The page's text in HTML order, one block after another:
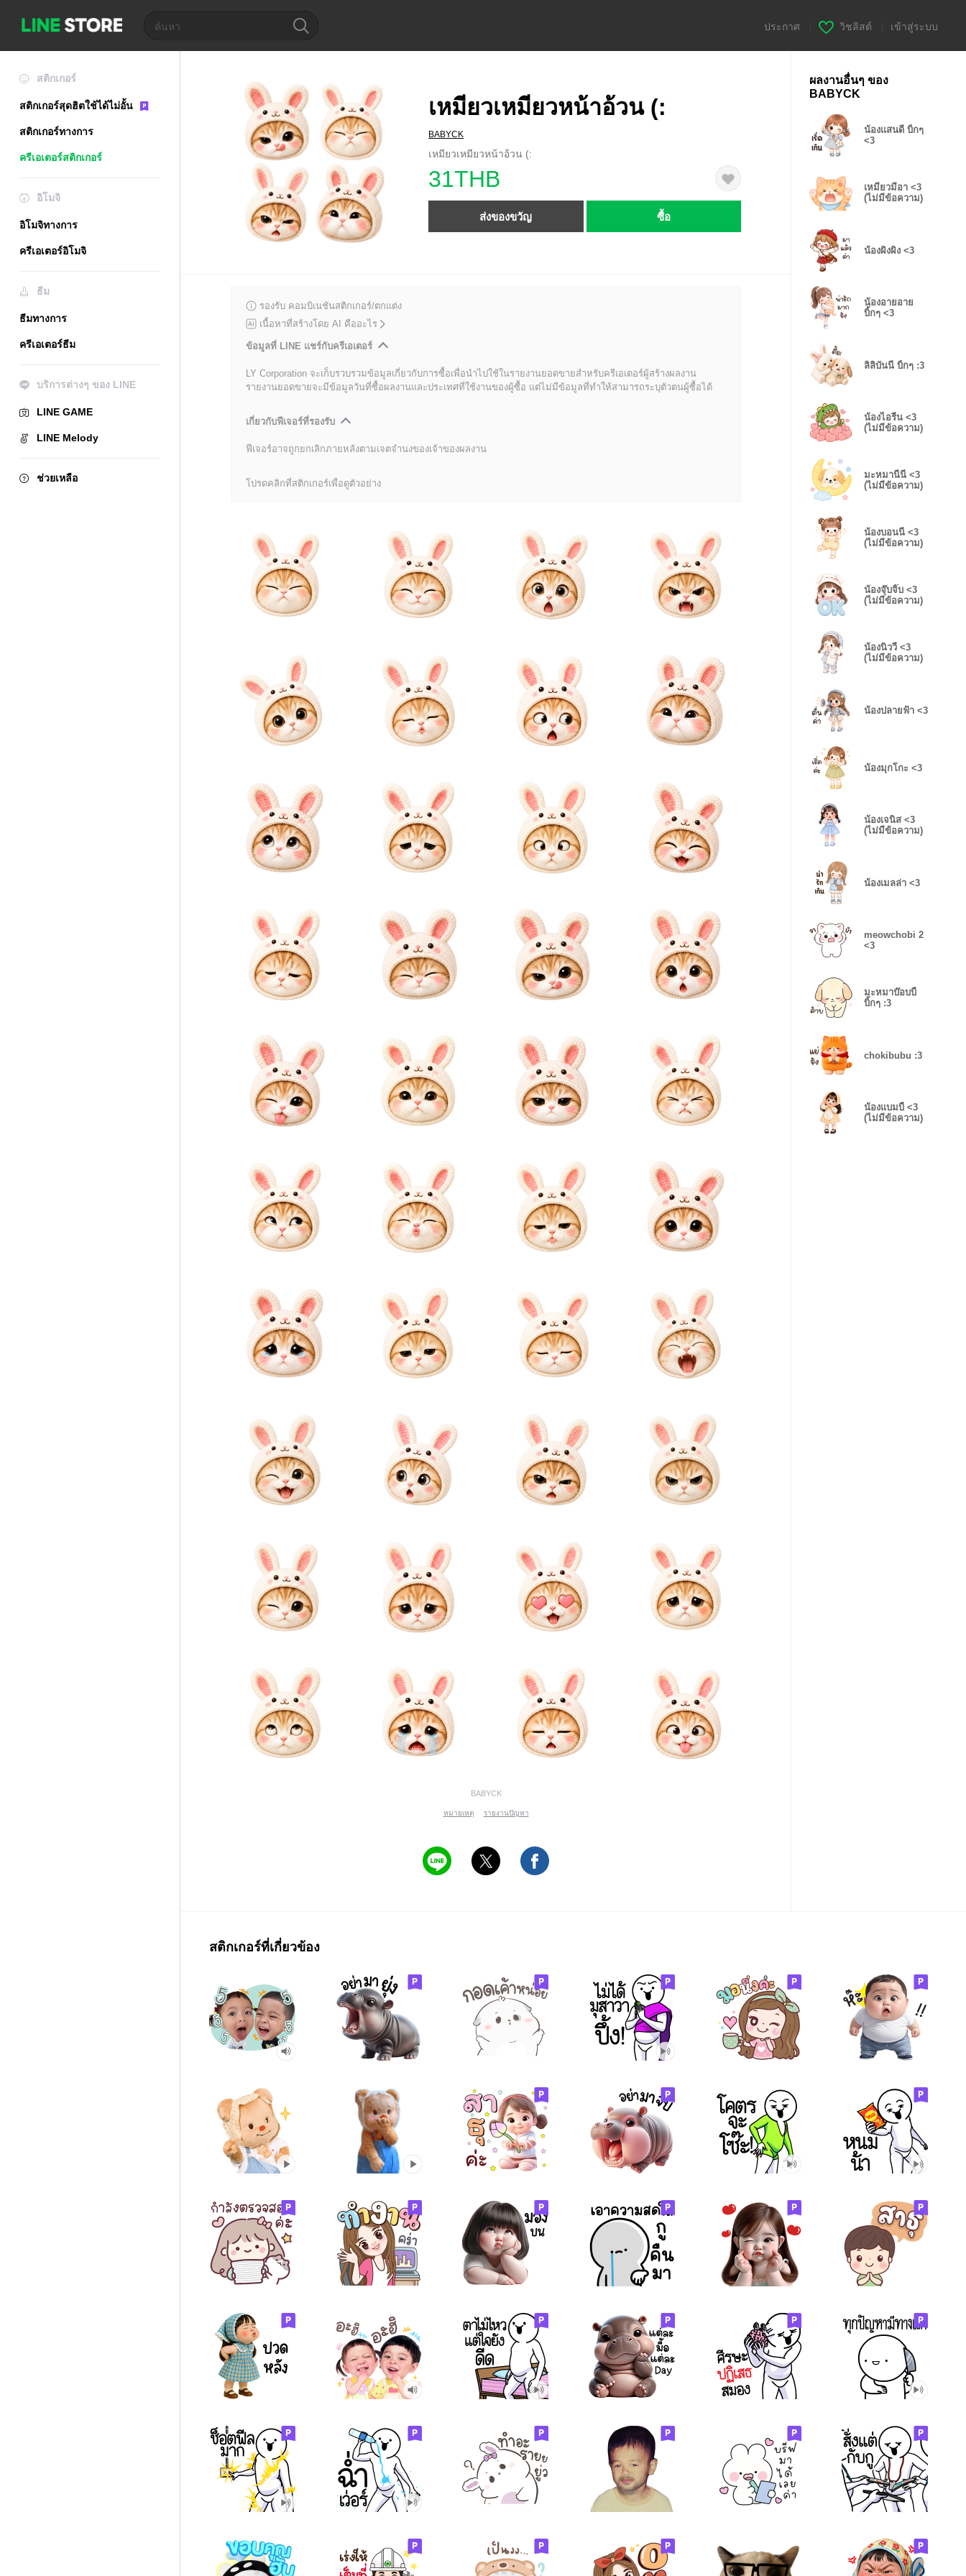
ประกาศ วิชลิสต์ เข้าสู่ระบบ
สติกเกอร์
สติกเกอร์สุดฮิตใช้ได้ไม่อั้น
สติกเกอร์ทางการ
ครีเอเตอร์สติกเกอร์
อิโมจิ
อิโมจิทางการ
ครีเอเตอร์อิโมจิ
ธีม
ธีมทางการ
ครีเอเตอร์ธีม
บริการต่างๆ ของ LINE
LINE GAME
LINE Melody
ช่วยเหลือ
เหมียวเหมียวหน้าอ้วน (:
BABYCK
เหมียวเหมียวหน้าอ้วน (:
31THB
ส่งของขวัญ ซื้อ
รองรับ คอมบิเนชันสติกเกอร์/ตกแต่ง
เนื้อหาที่สร้างโดย AI คืออะไร
ข้อมูลที่ LINE แชร์กับครีเอเตอร์
LY Corporation จะเก็บรวบรวมข้อมูลเกี่ยวกับการซื้อเพื่อนำไปใช้ในรายงานยอดขายสำหรับครีเอเตอร์ผู้สร้างผลงาน
รายงานยอดขายจะมีข้อมูลวันที่ซื้อผลงานและประเทศที่ใช้งานของผู้ซื้อ แต่ไม่มีข้อมูลที่ทำให้สามารถระบุตัวตนผู้ซื้อได้
เกี่ยวกับฟีเจอร์ที่รองรับ
ฟีเจอร์อาจถูกยกเลิกภายหลังตามเจตจำนงของเจ้าของผลงาน
โปรดคลิกที่สติกเกอร์เพื่อดูตัวอย่าง
BABYCK
หมายเหตุ รายงานปัญหา
ผลงานอื่นๆ ของ
BABYCK
น้องแสนดี บิ้กๆ
<3
เหมียวมีอา <3
(ไม่มีข้อความ)
น้องผิงผิง <3
น้องอายอาย
บิ้กๆ <3
ลิลิบันนี่ บิ้กๆ :3
น้องไอรีน <3
(ไม่มีข้อความ)
มะหมานีนี่ <3
(ไม่มีข้อความ)
น้องบอนนี่ <3
(ไม่มีข้อความ)
น้องจุ๊บจิ๊บ <3
(ไม่มีข้อความ)
น้องนิววี่ <3
(ไม่มีข้อความ)
น้องปลายฟ้า <3
น้องมุกโกะ <3
น้องเจนิส <3
(ไม่มีข้อความ)
น้องเมลล่า <3
meowchobi 2
<3
มะหมาบ๊อบบี้
บิ้กๆ :3
chokibubu :3
น้องแบมบี้ <3
(ไม่มีข้อความ)
สติกเกอร์ที่เกี่ยวข้อง